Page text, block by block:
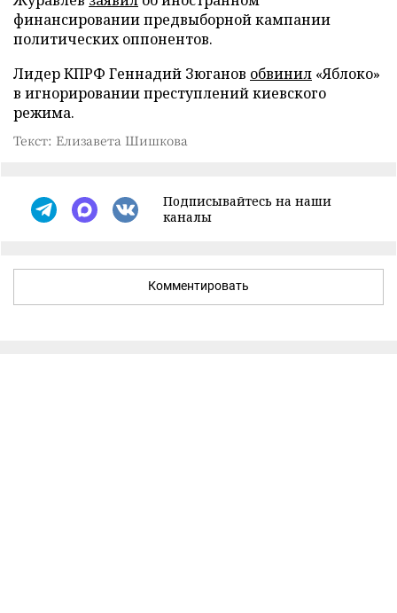
финансировании предвыборной кампании
политических оппонентов.
Лидер КПРФ Геннадий Зюганов обвинил «Яблоко»
в игнорировании преступлений киевского
режима.
Текст: Елизавета Шишкова
Подписывайтесь на наши
каналы
Комментировать